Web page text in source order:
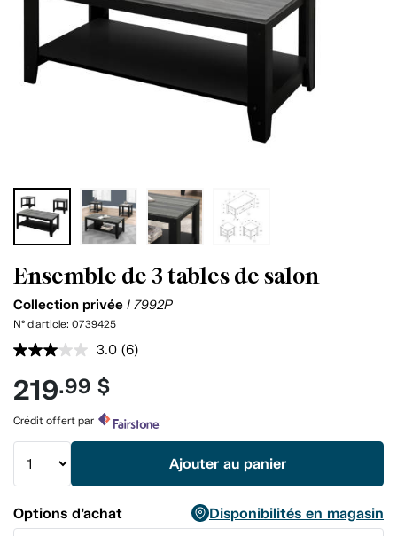
Ensemble de 3 tables de salon
Collection privée I 7992P
N° d'article: 0739425
3.0 Lire
vers
la
(6)
219.99 $
Crédit offert par
Ajouter au panier
Options d’achat
Disponibilités en magasin